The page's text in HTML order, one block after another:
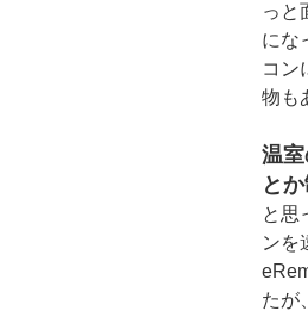
っと
にな
コン
物も
温
と
と思
ンを
たが